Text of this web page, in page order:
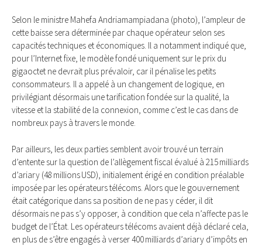
Selon le ministre Mahefa Andriamampiadana (photo), l’ampleur de
cette baisse sera déterminée par chaque opérateur selon ses
capacités techniques et économiques. Il a notamment indiqué que,
pour l’Internet fixe, le modèle fondé uniquement sur le prix du
gigaoctet ne devrait plus prévaloir, car il pénalise les petits
consommateurs. Il a appelé à un changement de logique, en
privilégiant désormais une tarification fondée sur la qualité, la
vitesse et la stabilité de la connexion, comme c’est le cas dans de
nombreux pays à travers le monde.
Par ailleurs, les deux parties semblent avoir trouvé un terrain
d’entente sur la question de l’allègement fiscal évalué à 215 milliards
d’ariary (48 millions USD), initialement érigé en condition préalable
imposée par les opérateurs télécoms. Alors que le gouvernement
était catégorique dans sa position de ne pas y céder, il dit
désormais ne pas s’y opposer, à condition que cela n’affecte pas le
budget de l’État. Les opérateurs télécoms avaient déjà déclaré cela,
en plus de s’être engagés à verser 400 milliards d’ariary d’impôts en